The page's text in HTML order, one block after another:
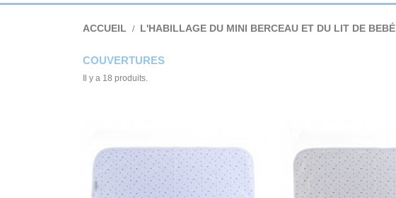
ACCUEIL L'HABILLAGE DU MINI BERCEAU ET DU LIT DE BEBÉ
COUVERTURES
Il y a 18 produits.